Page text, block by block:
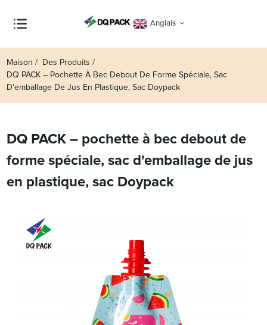
Anglais
Maison
Des Produits
DQ PACK – Pochette À Bec Debout De Forme Spéciale, Sac
D'emballage De Jus En Plastique, Sac Doypack
DQ PACK – pochette à bec debout de
forme spéciale, sac d'emballage de jus
en plastique, sac Doypack